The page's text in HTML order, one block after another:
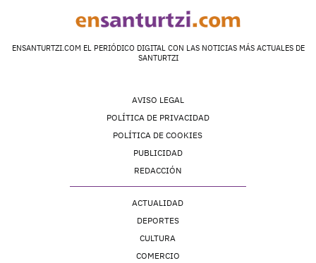
ENSANTURTZI.COM EL PERIÓDICO DIGITAL CON LAS NOTICIAS MÁS ACTUALES DE
SANTURTZI
AVISO LEGAL
POLÍTICA DE PRIVACIDAD
POLÍTICA DE COOKIES
PUBLICIDAD
REDACCIÓN
ACTUALIDAD
DEPORTES
CULTURA
COMERCIO